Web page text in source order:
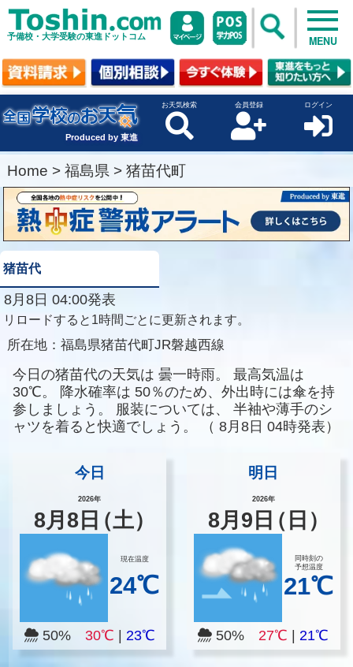
予備校・大学受験の東進ドットコム MENU
Produced by 東進
お天気検索 会員登録 ログイン
Home > 福島県 > 猪苗代町
猪苗代
8月8日 04:00発表
リロードすると1時間ごとに更新されます。
所在地： 福島県猪苗代町JR磐越西線
今日の猪苗代の天気は 曇一時雨。
最高気温は
30℃。
降水確率は 50％のため、外出時には傘を持
参しましょう。
服装については、
半袖や薄手のシ
ャツを着ると快適でしょう。
（ 8月8日 04時発表）
今日
2026年
8月8 日（土）
現在温度
24℃
50% 30℃ 23℃
明日
2026年
8月 9 日（日）
同時刻の
予想温度
21℃
50%27℃ |21℃